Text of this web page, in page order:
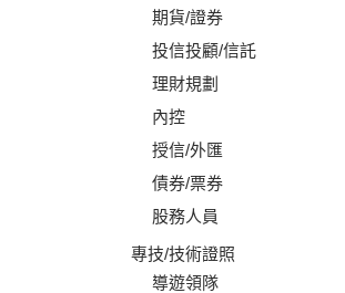
期貨/證券
投信投顧/信託
理財規劃
內控
授信/外匯
債券/票券
股務人員
專技/技術證照
導遊領隊